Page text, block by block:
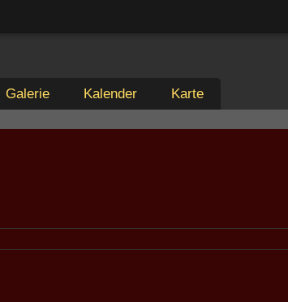
Galerie Kalender Karte